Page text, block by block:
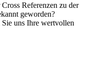
Referenzen zu der
geworden?
uns Ihre wertvollen